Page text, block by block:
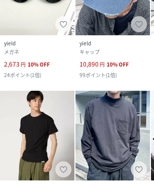
yield
メガネ
2,673 円 10%OFF
24ポイント(1倍)
yield
キャップ
10,890 円 10%OFF
99ポイント(1倍)